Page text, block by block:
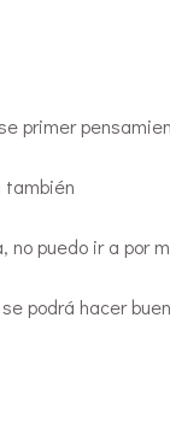
primer
también
puedo ir a por
podrá hacer